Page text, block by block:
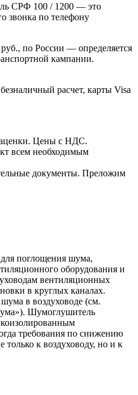
СРФ 100 / 1200 — это
звонка по телефону
по России — определяется
кампании.
расчет, карты Visa
Цены с НДС.
всем необходимым
документы. Преложим
поглощения шума,
оборудования и
вентиляционных
в круглых каналах.
в воздуховоде (см.
Шумоглушитель
требования по снижению
к воздуховоду, но и к